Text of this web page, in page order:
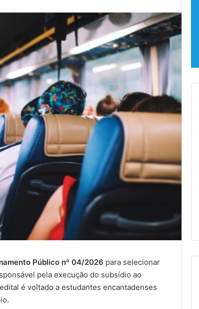
Público nº 04/2026 para selecionar
pela execução do subsídio ao
é voltado a estudantes encantadenses